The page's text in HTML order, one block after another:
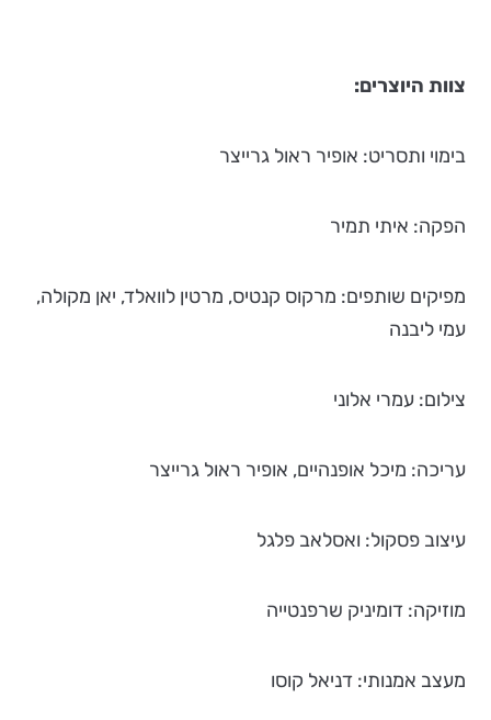
צוות היוצרים:
בימוי ותסריט: אופיר ראול גרייצר
הפקה: איתי תמיר
מפיקים שותפים: מרקוס קנטיס, מרטין לוואלד, יאן מקולה,
עמי ליבנה
צילום: עמרי אלוני
עריכה: מיכל אופנהיים, אופיר ראול גרייצר
עיצוב פסקול: ואסלאב פלגל
מוזיקה: דומיניק שרפנטייה
מעצב אמנותי: דניאל קוסו